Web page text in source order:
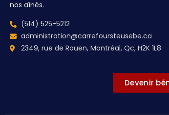
nos aînés.
(514) 525-5212
administration@carrefoursteusebe.ca
2349, rue de Rouen, Montréal, Qc, H2K 1L8
Devenir